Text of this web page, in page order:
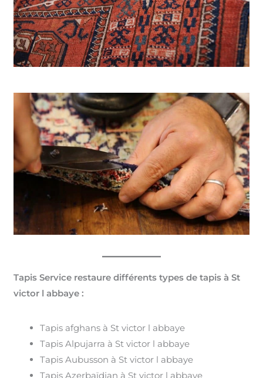
Tapis Service restaure différents types de tapis à St
victor l abbaye :
Tapis afghans à St victor l abbaye
Tapis Alpujarra à St victor l abbaye
Tapis Aubusson à St victor l abbaye
Tapis Azerbaïdjan à St victor l abbaye